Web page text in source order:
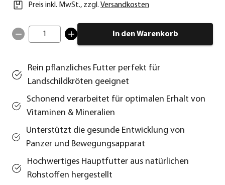
Preis inkl. MwSt., zzgl. Versandkosten
1 In den Warenkorb
Rein pflanzliches Futter perfekt für
Landschildkröten geeignet
Schonend verarbeitet für optimalen Erhalt von
Vitaminen & Mineralien
Unterstützt die gesunde Entwicklung von
Panzer und Bewegungsapparat
Hochwertiges Hauptfutter aus natürlichen
Rohstoffen hergestellt